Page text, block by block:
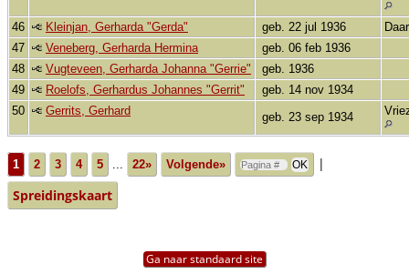
46 Kleinjan, Gerharda "Gerda" geb. 22 jul 1936
47
Veneberg, Gerharda Hermina
geb. 06 feb 1936
48
Vugteveen, Gerharda Johanna "Gerrie"
geb. 1936
49
Roelofs, Gerhardus Johannes "Gerrit"
geb. 14 nov 1934
50
Gerrits, Gerhard geb. 23 sep 1934
1 2 3 4 5 22» Volgende»
|
Spreidingskaart
Ga naar standaard site